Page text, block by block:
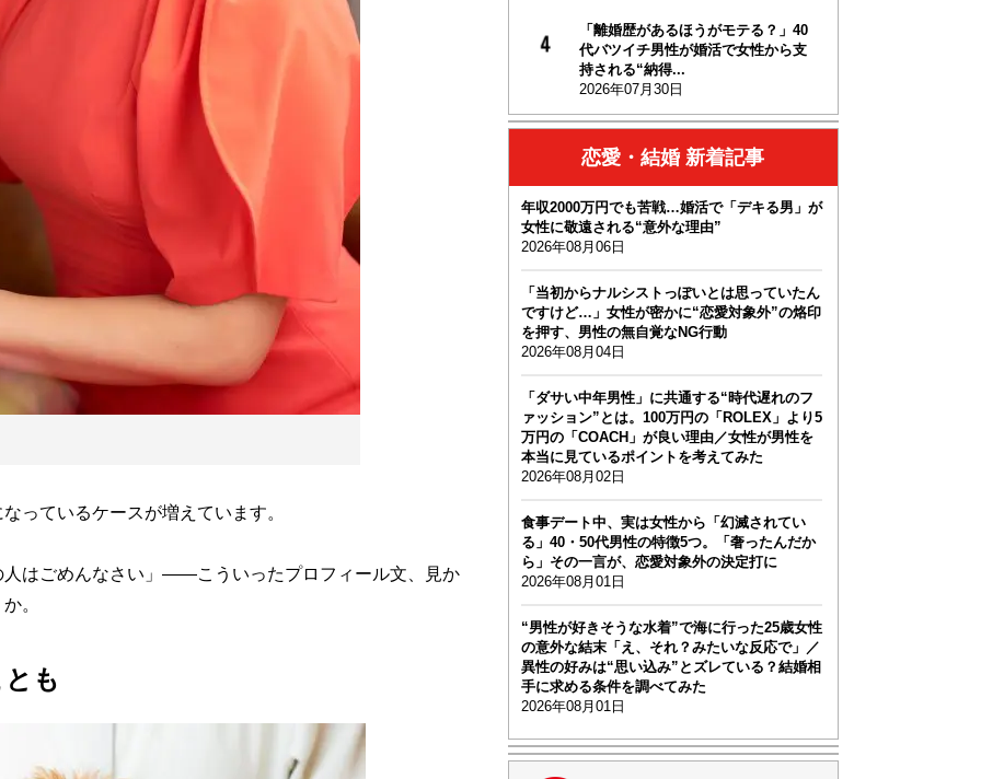
ているケースが増えています。
はごめんなさい」——こういったプロフィール文、見か
。
も
「離婚歴があるほうがモテる？」40
代バツイチ男性が婚活で女性から支
持される“納得...
2026年07月30日
恋愛・結婚 新着記事
年収2000万円でも苦戦…婚活で「デキる男」が
女性に敬遠される“意外な理由”
2026年08月06日
「当初からナルシストっぽいとは思っていたん
ですけど…」女性が密かに“恋愛対象外”の烙印
を押す、男性の無自覚なNG行動
2026年08月04日
「ダサい中年男性」に共通する“時代遅れのフ
ァッション”とは。100万円の「ROLEX」より5
万円の「COACH」が良い理由／女性が男性を
本当に見ているポイントを考えてみた
2026年08月02日
食事デート中、実は女性から「幻滅されてい
る」40・50代男性の特徴5つ。「奢ったんだか
ら」その一言が、恋愛対象外の決定打に
2026年08月01日
“男性が好きそうな水着”で海に行った25歳女性
の意外な結末「え、それ？みたいな反応で」／
異性の好みは“思い込み”とズレている？結婚相
手に求める条件を調べてみた
2026年08月01日